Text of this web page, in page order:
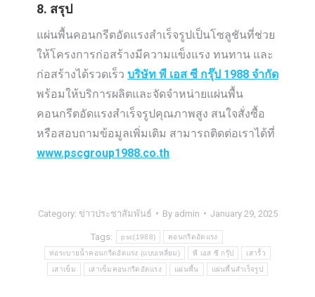
8. สรุป
แผ่นพื้นคอนกรีตอัดแรงสำเร็จรูปเป็นโซลูชันที่ช่วย
ให้โครงการก่อสร้างมีความแข็งแรง ทนทาน และ
ก่อสร้างได้รวดเร็ว บริษัท พี เอส ซี กรุ๊ป 1988 จำกัด
พร้อมให้บริการผลิตและจัดจำหน่ายแผ่นพื้น
คอนกรีตอัดแรงสำเร็จรูปคุณภาพสูง สนใจสั่งซื้อ
หรือสอบถามข้อมูลเพิ่มเติม สามารถติดต่อเราได้ที่
www.pscgroup1988.co.th
Category: ข่าวประชาสัมพันธ์ By admin January 29, 2025
Tags: psc(1988) คอนกรีตอัดแรง
ท่อระบายน้ำคอนกรีตอัดแรง (แบบเหลี่ยม) พี เอส ซี กรุ๊ป เสารั้ว
เสาเข็ม เสาเข็มคอนกรีตอัดแรง แผ่นพื้น แผ่นพื้นสำเร็จรูป